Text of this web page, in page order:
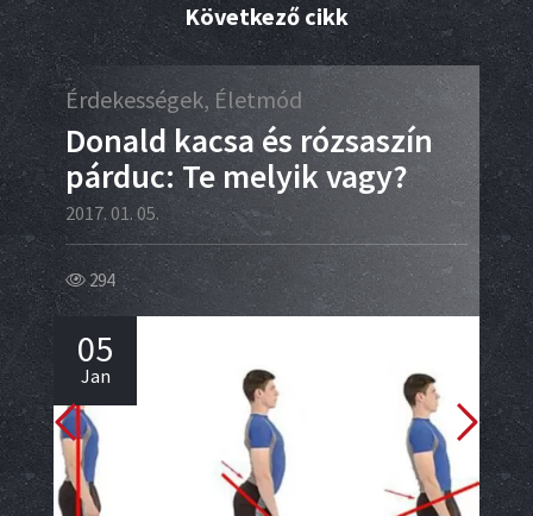
Következő cikk
Érdekességek, Életmód
Donald kacsa és rózsaszín
párduc: Te melyik vagy?
2017. 01. 05.
294
05
Jan